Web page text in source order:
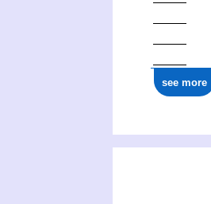
see more